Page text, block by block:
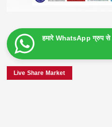
हमारे WhatsApp ग्रुप
Live Share Market